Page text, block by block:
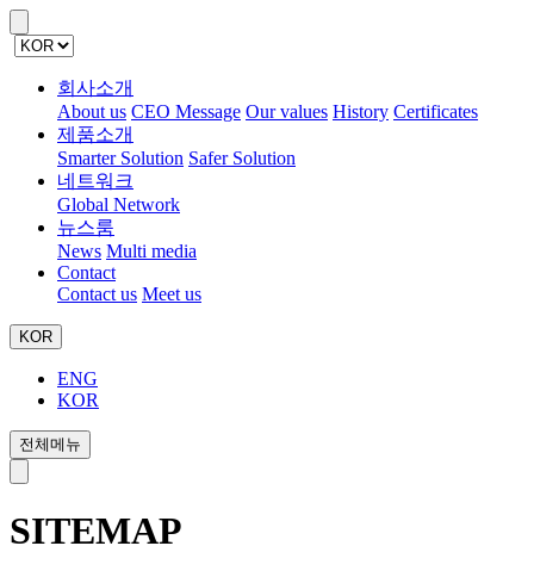
회사소개
About us CEO Message Our values History Certificates
제품소개
Smarter Solution Safer Solution
네트워크
Global Network
뉴스룸
News Multi media
Contact
Contact us Meet us
KOR
ENG
KOR
전체메뉴
SITEMAP